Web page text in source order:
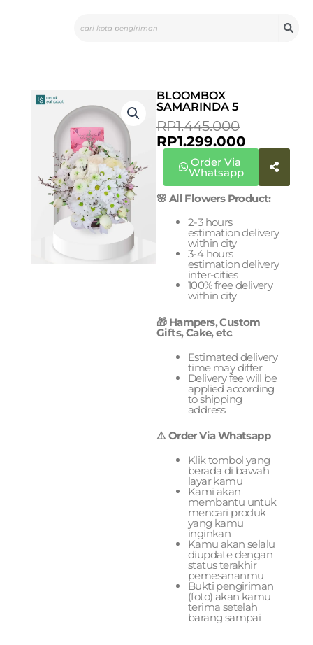
BLOOMBOX
SAMARINDA 5
RP1.445.000
RP1.299.000
Order Via
Whatsapp
🌸 All Flowers Product:
2-3 hours
estimation delivery
within city
3-4 hours
estimation delivery
inter-cities
100% free delivery
within city
🎁 Hampers, Custom
Gifts, Cake, etc
Estimated delivery
time may differ
Delivery fee will be
applied according
to shipping
address
⚠️ Order Via Whatsapp
Klik tombol yang
berada di bawah
layar kamu
Kami akan
membantu untuk
mencari produk
yang kamu
inginkan
Kamu akan selalu
diupdate dengan
status terakhir
pemesananmu
Bukti pengiriman
(foto) akan kamu
terima setelah
barang sampai